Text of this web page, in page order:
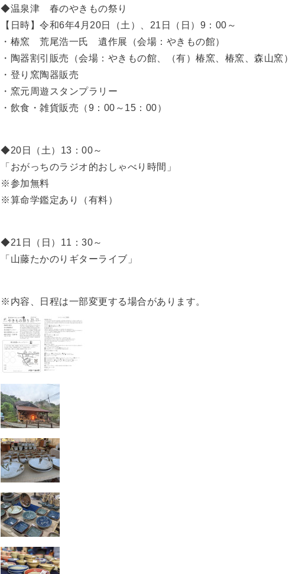
◆温泉津 春のやきもの祭り
【日時】令和6年4月20日（土）、21日（日）9：00～
・椿窯 荒尾浩一氏 遺作展（会場：やきもの館）
・陶器割引販売（会場：やきもの館、（有）椿窯、椿窯、森山窯）
・登り窯陶器販売
・窯元周遊スタンプラリー
・飲食・雑貨販売（9：00～15：00）
◆20日（土）13：00～
「おがっちのラジオ的おしゃべり時間」
※参加無料
※算命学鑑定あり（有料）
◆21日（日）11：30～
「山藤たかのりギターライブ」
※内容、日程は一部変更する場合があります。